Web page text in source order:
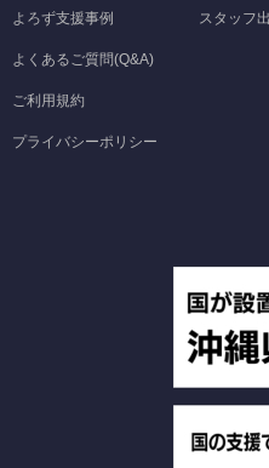
よろず支援事例
よくあるご質問(Q&A)
ご利用規約
プライバシーポリシー
スタッフ